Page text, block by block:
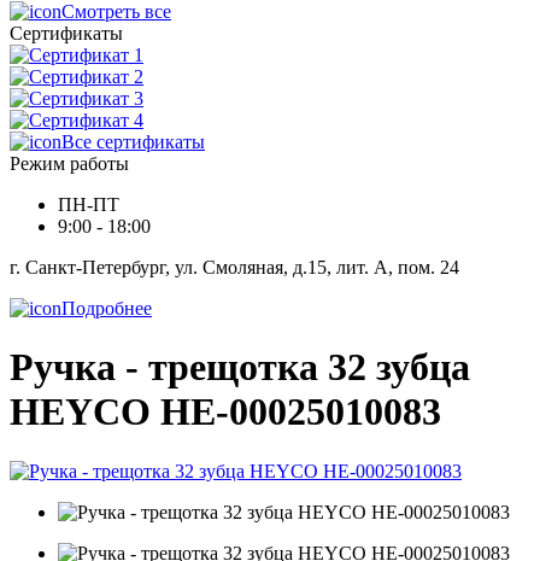
Смотреть все
Сертификаты
Все сертификаты
Режим работы
ПН-ПТ
9:00 - 18:00
г. Санкт-Петербург, ул. Смоляная, д.15, лит. А, пом. 24
Подробнее
Ручка - трещотка 32 зубца
HEYCO HE-00025010083